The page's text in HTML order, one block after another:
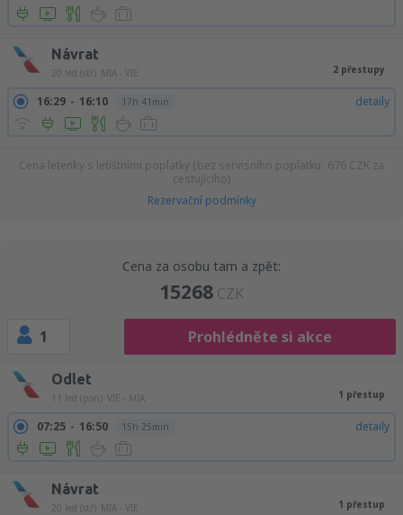
Návrat
20 led (stř) MIA - VIE 2 přestupy
16:29 16:10 17h 41min detaily
Cena letenky s letištními poplatky (bez servisního poplatku: 676 CZK za
cestujícího)
Rezervační podmínky
Cena za osobu tam a zpět:
15268 CZK
1 Prohlédněte si akce
Odlet
11 led (pon) VIE - MIA 1 přestup
07:25 16:50 15h 25min detaily
Návrat
20 led (stř) MIA - VIE 1 přestup